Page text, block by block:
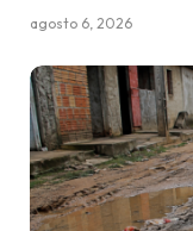
agosto 6, 2026